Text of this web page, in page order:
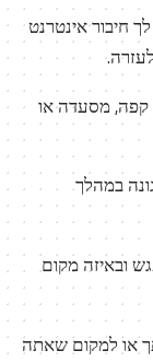
חיבור אינטרנט
קפה, מסעדה או
במהלך
ובאיזה מקום
או למקום שאתה